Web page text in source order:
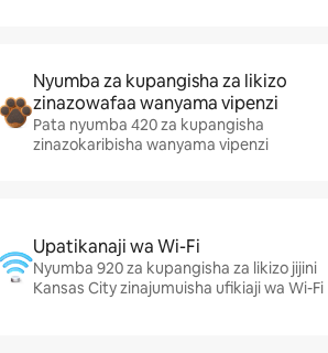
Nyumba za kupangisha za likizo
zinazowafaa wanyama vipenzi
Pata nyumba 420 za kupangisha
zinazokaribisha wanyama vipenzi
Upatikanaji wa Wi-Fi
Nyumba 920 za kupangisha za likizo jijini
Kansas City zinajumuisha ufikiaji wa Wi-Fi